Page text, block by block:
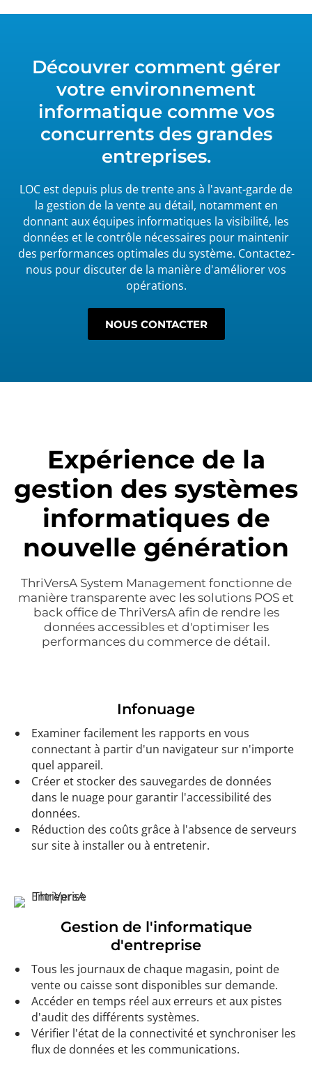
Découvrer comment gérer
votre environnement
informatique comme vos
concurrents des grandes
entreprises.
LOC est depuis plus de trente ans à l'avant-garde de
la gestion de la vente au détail, notamment en
donnant aux équipes informatiques la visibilité, les
données et le contrôle nécessaires pour maintenir
des performances optimales du système. Contactez-
nous pour discuter de la manière d'améliorer vos
opérations.
NOUS CONTACTER
Expérience de la
gestion des systèmes
informatiques de
nouvelle génération
ThriVersA System Management fonctionne de
manière transparente avec les solutions POS et
back office de ThriVersA afin de rendre les
données accessibles et d'optimiser les
performances du commerce de détail.
Infonuage
Examiner facilement les rapports en vous
connectant à partir d'un navigateur sur n'importe
quel appareil.
Créer et stocker des sauvegardes de données
dans le nuage pour garantir l'accessibilité des
données.
Réduction des coûts grâce à l'absence de serveurs
sur site à installer ou à entretenir.
Gestion de l'informatique
d'entreprise
Tous les journaux de chaque magasin, point de
vente ou caisse sont disponibles sur demande.
Accéder en temps réel aux erreurs et aux pistes
d'audit des différents systèmes.
Vérifier l'état de la connectivité et synchroniser les
flux de données et les communications.